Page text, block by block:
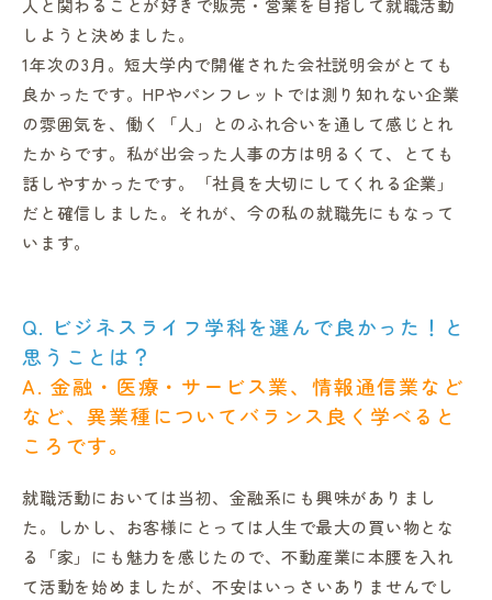
人と関わることが好きで販売・営業を目指して就職活動
しようと決めました。
1年次の3月。短大学内で開催された会社説明会がとても
良かったです。HPやパンフレットでは測り知れない企業
の雰囲気を、働く「人」とのふれ合いを通して感じとれ
たからです。私が出会った人事の方は明るくて、とても
話しやすかったです。「社員を大切にしてくれる企業」
だと確信しました。それが、今の私の就職先にもなって
います。
Q. ビジネスライフ学科を選んで良かった！と
思うことは？
A. 金融・医療・サービス業、情報通信業など
など、異業種についてバランス良く学べると
ころです。
就職活動においては当初、金融系にも興味がありまし
た。しかし、お客様にとっては人生で最大の買い物とな
る「家」にも魅力を感じたので、不動産業に本腰を入れ
て活動を始めましたが、不安はいっさいありませんでし